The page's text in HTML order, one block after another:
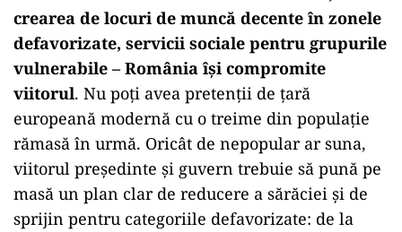
crearea de locuri de muncă decente în zonele
defavorizate, servicii sociale pentru grupurile
vulnerabile – România își compromite
viitorul. Nu poți avea pretenții de țară
europeană modernă cu o treime din populație
rămasă în urmă. Oricât de nepopular ar suna,
viitorul președinte și guvern trebuie să pună pe
masă un plan clar de reducere a sărăciei și de
sprijin pentru categoriile defavorizate: de la